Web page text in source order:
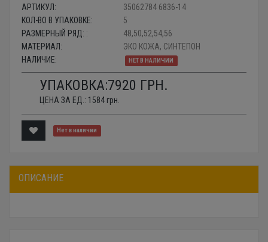
АРТИКУЛ:
35062784 6836-14
КОЛ-ВО В УПАКОВКЕ:
5
РАЗМЕРНЫЙ РЯД: :
48,50,52,54,56
МАТЕРИАЛ:
ЭКО КОЖА, СИНТЕПОН
НАЛИЧИЕ:
НЕТ В НАЛИЧИИ
УПАКОВКА:7920 ГРН.
ЦЕНА ЗА ЕД.: 1584 грн.
Нет в наличии
ОПИСАНИЕ